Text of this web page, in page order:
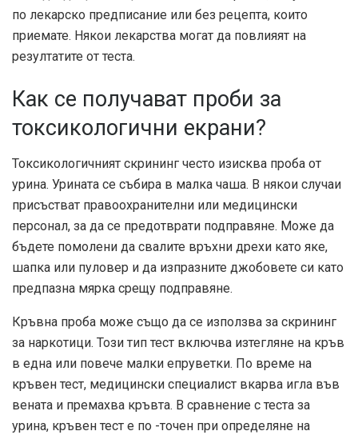
по лекарско предписание или без рецепта, които
приемате. Някои лекарства могат да повлияят на
резултатите от теста.
Как се получават проби за
токсикологични екрани?
Токсикологичният скрининг често изисква проба от
урина. Урината се събира в малка чаша. В някои случаи
присъстват правоохранителни или медицински
персонал, за да се предотврати подправяне. Може да
бъдете помолени да свалите връхни дрехи като яке,
шапка или пуловер и да изпразните джобовете си като
предпазна мярка срещу подправяне.
Кръвна проба може също да се използва за скрининг
за наркотици. Този тип тест включва изтегляне на кръв
в една или повече малки епруветки. По време на
кръвен тест, медицински специалист вкарва игла във
вената и премахва кръвта. В сравнение с теста за
урина, кръвен тест е по -точен при определяне на